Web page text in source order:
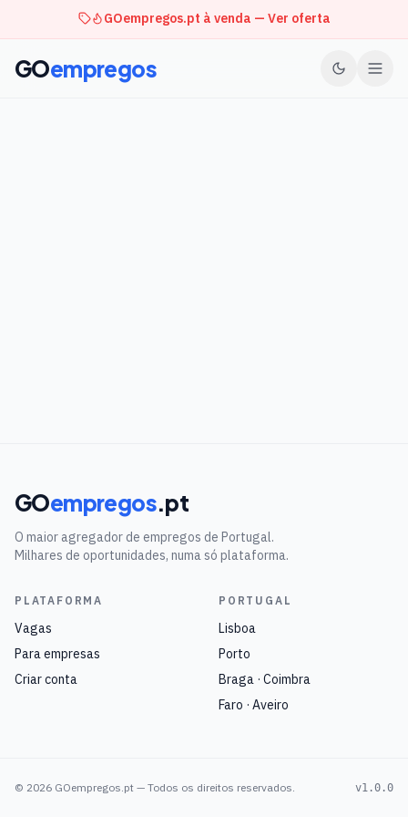
GOempregos.pt à venda — Ver oferta
GOempregos
GOempregos.pt
O maior agregador de empregos de Portugal.
Milhares de oportunidades, numa só plataforma.
PLATAFORMA
Vagas
Para empresas
Criar conta
PORTUGAL
Lisboa
Porto
Braga · Coimbra
Faro · Aveiro
© 2026 GOempregos.pt — Todos os direitos reservados. v1.0.0